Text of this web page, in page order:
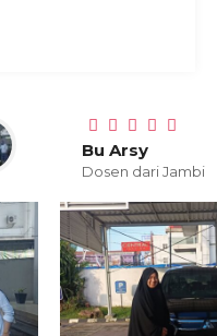
Bu Arsy
Dosen dari Jambi